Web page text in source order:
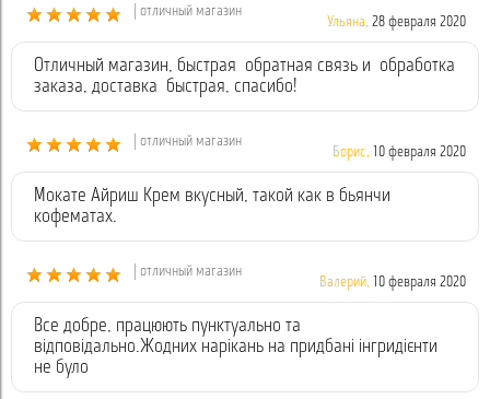
| отличный магазин
Ульяна, 28 февраля 2020
Отличный магазин, быстрая обратная связь и обработка
заказа, доставка быстрая, спасибо!
| отличный магазин
Борис, 10 февраля 2020
Мокате Айриш Крем вкусный, такой как в бьянчи
кофематах.
| отличный магазин
Валерий, 10 февраля 2020
Все добре, працюють пунктуально та
відповідально.Жодних нарікань на придбані інгридієнти
не було